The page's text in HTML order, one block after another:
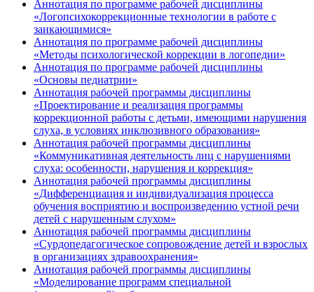
Аннотация по программе рабочей дисциплины
«Логопсихокоррекционные технологии в работе с
заикающимися»
Аннотация по программе рабочей дисциплины
«Методы психологической коррекции в логопедии»
Аннотация по программе рабочей дисциплины
«Основы педиатрии»
Аннотация рабочей программы дисциплины
«Проектирование и реализация программы
коррекционной работы с детьми, имеющими нарушения
слуха, в условиях инклюзивного образования»
Аннотация рабочей программы дисциплины
«Коммуникативная деятельность лиц с нарушениями
слуха: особенности, нарушения и коррекция»
Аннотация рабочей программы дисциплины
«Дифференциация и индивидуализация процесса
обучения восприятию и воспроизведению устной речи
детей с нарушенным слухом»
Аннотация рабочей программы дисциплины
«Сурдопедагогическое сопровождение детей и взрослых
в организациях здравоохранения»
Аннотация рабочей программы дисциплины
«Моделирование программ специальной